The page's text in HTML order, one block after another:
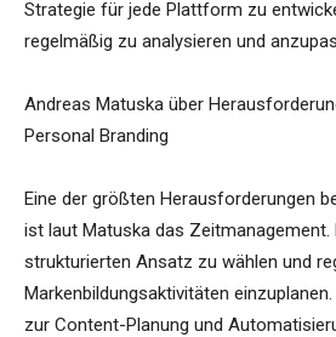
Strategie für jede Plattform zu
regelmäßig zu analysieren und
Andreas Matuska über
Personal Branding
Eine der größten Herausforderungen
ist laut Matuska das Zeitmanagement.
strukturierten Ansatz zu wählen und
Markenbildungsaktivitäten
zur Content-Planung und